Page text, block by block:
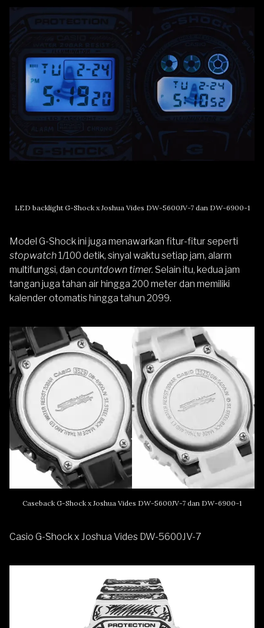
LED backlight G-Shock x Joshua Vides DW-5600JV-7 dan DW-6900-1
Model G-Shock ini juga menawarkan fitur-fitur seperti
stopwatch1/100 detik, sinyal waktu setiap jam, alarm
multifungsi, dan countdown timer. Selain itu, kedua jam
tangan juga tahan air hingga 200 meter dan memiliki
kalender otomatis hingga tahun 2099.
Caseback G-Shock x Joshua Vides DW-5600JV-7 dan DW-6900-1
Casio G-Shock x Joshua Vides DW-5600JV-7